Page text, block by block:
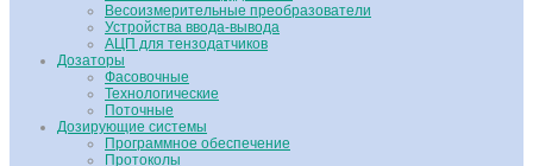
Весоизмерительные преобразователи
Устройства ввода-вывода
АЦП для тензодатчиков
Дозаторы
Фасовочные
Технологические
Поточные
Дозирующие системы
Программное обеспечение
Протоколы